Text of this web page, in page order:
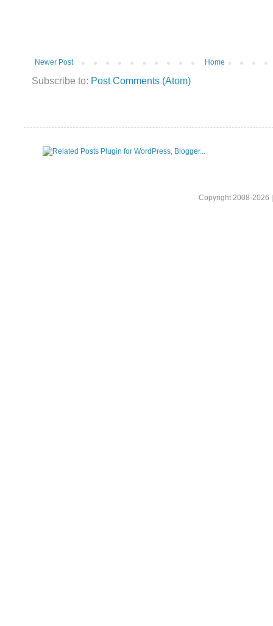
Newer Post Home
Subscribe to: Post Comments (Atom)
Copyright 2008-2026